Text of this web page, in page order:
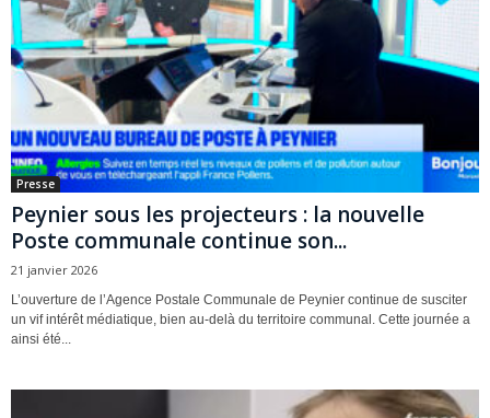
Presse
Peynier sous les projecteurs : la nouvelle
Poste communale continue son...
21 janvier 2026
L’ouverture de l’Agence Postale Communale de Peynier continue de susciter
un vif intérêt médiatique, bien au-delà du territoire communal. Cette journée a
ainsi été...